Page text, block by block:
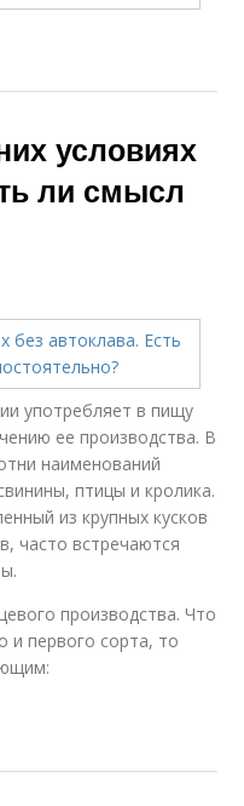
условиях
ли смысл
употребляет в пищу
ее производства. В
наименований
птицы и кролика.
из крупных кусков
часто встречаются
производства. Что
и первого сорта, то